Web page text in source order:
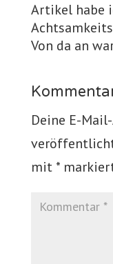
Artikel habe
Von da an
Deine E-
mit *